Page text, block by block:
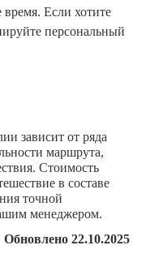
время. Если хотите
персональный
зависит от ряда
маршрута,
Стоимость
в составе
точной
менеджером.
Обновлено 22.10.2025